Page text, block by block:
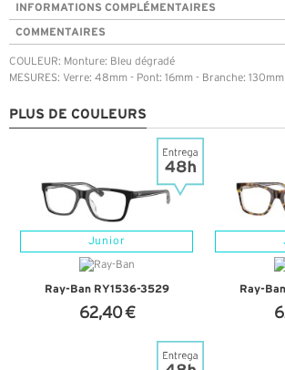
INFORMATIONS COMPLÉMENTAIRES
COMMENTAIRES
COULEUR: Monture: Bleu dégradé
MESURES: Verre: 48mm - Pont: 16mm - Branche: 130mm
PLUS DE COULEURS
Junior
Ray-Ban RY1536-3529
62,40 €
Ray-